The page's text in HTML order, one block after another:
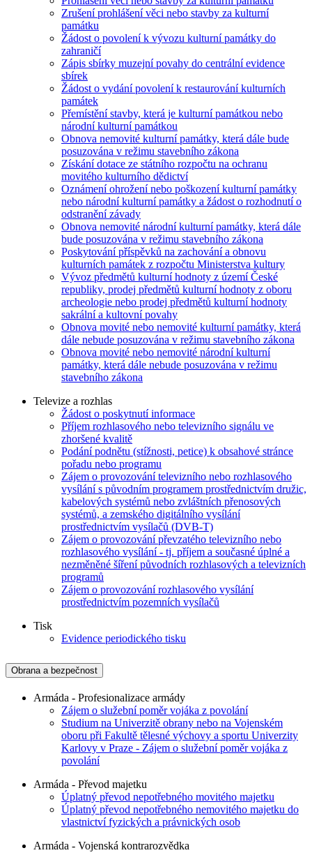
Zrušení prohlášení věci nebo stavby za kulturní
památku
Žádost o povolení k vývozu kulturní památky do
zahraničí
Zápis sbírky muzejní povahy do centrální evidence
sbírek
Žádost o vydání povolení k restaurování kulturních
památek
Přemístění stavby, která je kulturní památkou nebo
národní kulturní památkou
Obnova nemovité kulturní památky, která dále bude
posuzována v režimu stavebního zákona
Získání dotace ze státního rozpočtu na ochranu
movitého kulturního dědictví
Oznámení ohrožení nebo poškození kulturní památky
nebo národní kulturní památky a žádost o rozhodnutí o
odstranění závady
Obnova nemovité národní kulturní památky, která dále
bude posuzována v režimu stavebního zákona
Poskytování příspěvků na zachování a obnovu
kulturních památek z rozpočtu Ministerstva kultury
Vývoz předmětů kulturní hodnoty z území České
republiky, prodej předmětů kulturní hodnoty z oboru
archeologie nebo prodej předmětů kulturní hodnoty
sakrální a kultovní povahy
Obnova movité nebo nemovité kulturní památky, která
dále nebude posuzována v režimu stavebního zákona
Obnova movité nebo nemovité národní kulturní
památky, která dále nebude posuzována v režimu
stavebního zákona
Televize a rozhlas
Žádost o poskytnutí informace
Příjem rozhlasového nebo televizního signálu ve
zhoršené kvalitě
Podání podnětu (stížnosti, petice) k obsahové stránce
pořadu nebo programu
Zájem o provozování televizního nebo rozhlasového
vysílání s původním programem prostřednictvím družic,
kabelových systémů nebo zvláštních přenosových
systémů, a zemského digitálního vysílání
prostřednictvím vysílačů (DVB-T)
Zájem o provozování převzatého televizního nebo
rozhlasového vysílání - tj. příjem a současné úplné a
nezměněné šíření původních rozhlasových a televizních
programů
Zájem o provozování rozhlasového vysílání
prostřednictvím pozemních vysílačů
Tisk
Evidence periodického tisku
Obrana a bezpečnost
Armáda - Profesionalizace armády
Zájem o služební poměr vojáka z povolání
Studium na Univerzitě obrany nebo na Vojenském
oboru při Fakultě tělesné výchovy a sportu Univerzity
Karlovy v Praze - Zájem o služební poměr vojáka z
povolání
Armáda - Převod majetku
Úplatný převod nepotřebného movitého majetku
Úplatný převod nepotřebného nemovitého majetku do
vlastnictví fyzických a právnických osob
Armáda - Vojenská kontrarozvědka